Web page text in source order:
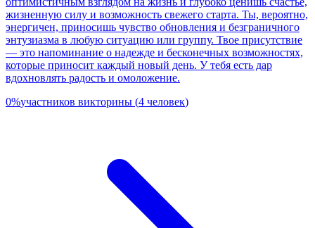
жизненную силу и возможность свежего старта. Ты, вероятно,
энергичен, приносишь чувство обновления и безграничного
энтузиазма в любую ситуацию или группу. Твое присутствие
— это напоминание о надежде и бесконечных возможностях,
которые приносит каждый новый день. У тебя есть дар
вдохновлять радость и омоложение.
0%участников викторины (4 человек)